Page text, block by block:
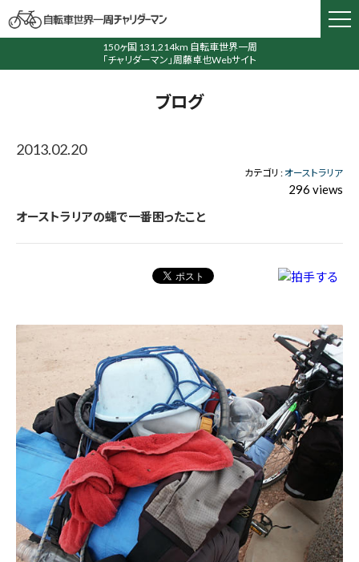
150ヶ国 131,214km 自転車世界一周
「チャリダーマン」周藤卓也Webサイト
ブログ
2013.02.20
カテゴリ : オーストラリア
296 views
オーストラリアの蝿で一番困ったこと